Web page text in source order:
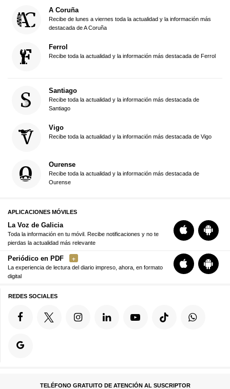
A Coruña
Recibe de lunes a viernes toda la actualidad y la información más
destacada de A Coruña
Ferrol
Recibe toda la actualidad y la información más destacada de Ferrol
Santiago
Recibe toda la actualidad y la información más destacada de
Santiago
Vigo
Recibe toda la actualidad y la información más destacada de Vigo
Ourense
Recibe toda la actualidad y la información más destacada de
Ourense
APLICACIONES MÓVILES
La Voz de Galicia
Toda la información en tu móvil. Recibe notificaciones y no te
pierdas la actualidad más relevante
Periódico en PDF
La experiencia de lectura del diario impreso, ahora, en formato
digital
REDES SOCIALES
TELÉFONO GRATUITO DE ATENCIÓN AL SUSCRIPTOR